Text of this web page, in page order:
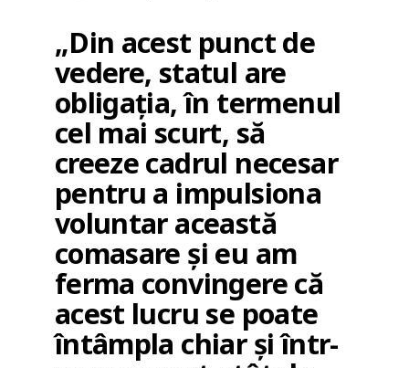
„Din acest punct de
vedere, statul are
obligația, în termenul
cel mai scurt, să
creeze cadrul necesar
pentru a impulsiona
voluntar această
comasare și eu am
ferma convingere că
acest lucru se poate
întâmpla chiar și într-